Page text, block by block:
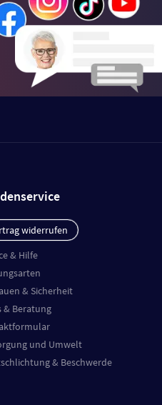
widerrufen
& Hilfe
& Sicherheit
& Beratung
und Umwelt
& Beschwerde